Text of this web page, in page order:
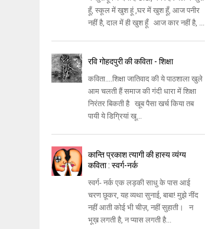
हूँ, स्कूल में खुश हूं ,घर में खुश हूँ, आज पनीर
नहीं है, दाल में ही खुश हूँ आज कार नहीं है, ...
रवि गोहदपुरी की कविता - शिक्षा
कविता....शिक्षा जातिवाद की ये पाठशाला खुले
आम चलती हैं समाज की गंदी धारा में शिक्षा
निरंतर बिकती है खूब पैसा खर्च किया तब
पायी ये डिग्रियां खू...
कान्ति प्रकाश त्यागी की हास्य व्यंग्य
कविता : स्वर्ग-नर्क
स्वर्ग- नर्क एक लड़की साधु के पास आई
चरण छूकर, यह व्यथा सुनाई, बाबा! मुझे नींद
नहीं आती कोई भी चीज़, नहीं सुहाती। न
भूख़ लगती है, न प्यास लगती है...